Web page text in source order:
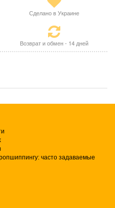
Сделано в Украине
Возврат и обмен - 14 дней
часто задаваемые